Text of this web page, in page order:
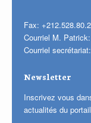
Fax:
Courriel M. Patrick:
Courriel secrétariat:
Newsletter
Inscrivez vous
actualités du